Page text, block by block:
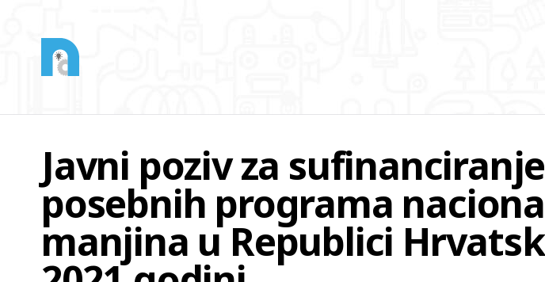
Javni poziv za sufinanciranje
posebnih programa
manjina u Republici